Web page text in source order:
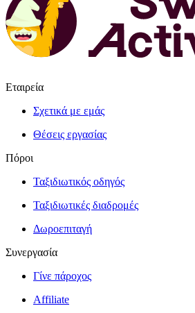
Εταιρεία
Σχετικά με εμάς
Θέσεις εργασίας
Πόροι
Ταξιδιωτικός οδηγός
Ταξιδιωτικές διαδρομές
Δωροεπιταγή
Συνεργασία
Γίνε πάροχος
Affiliate